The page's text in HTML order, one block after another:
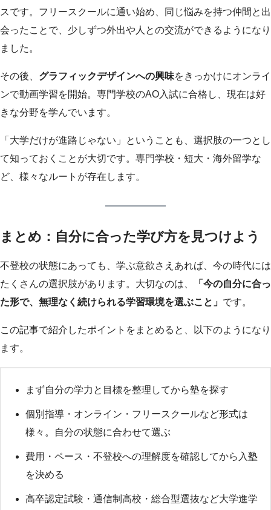
スです。フリースクールに通い始め、同じ悩みを持つ仲間と出
会ったことで、少しずつ外出や人との交流ができるようになり
ました。
その後、 グラフィックデザインへの興味をきっかけにオンライ
ンで動画学習を開始。専門学校のAO入試に合格し、現在は好
きな分野を学んでいます。
「大学だけが進路じゃない」ということも、選択肢の一つとし
て知っておくことが大切です。専門学校・短大・海外留学な
ど、様々なルートが存在します。
まとめ：自分に合った学び方を見つけよう
不登校の状態にあっても、学ぶ意欲さえあれば、今の時代には
たくさんの選択肢があります。大切なのは、
「今の自分に合っ
た形で、無理なく続けられる学習環境を選ぶこと」 です。
この記事で紹介したポイントをまとめると、以下のようになり
ます。
まず自分の学力と目標を整理してから塾を探す
個別指導・オンライン・フリースクールなど形式は
様々。自分の状態に合わせて選ぶ
費用・ペース・不登校への理解度を確認してから入塾
を決める
高卒認定試験・通信制高校・総合型選抜など大学進学